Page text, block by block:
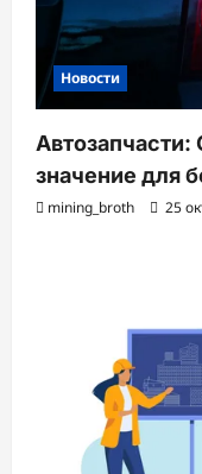
Новости
Автозапчасти:
значение для
mining_broth 25